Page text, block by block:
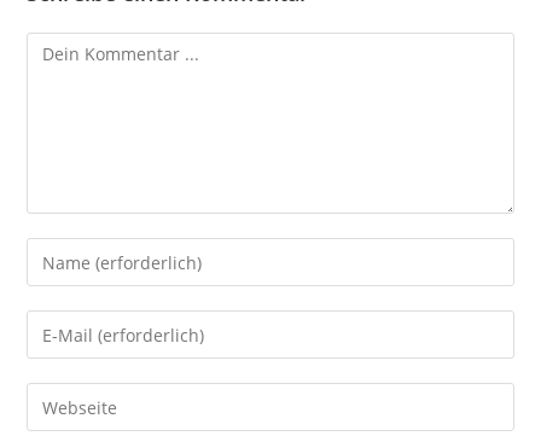
Kommentieren
Gib
deinen
Namen
oder
Benutzernamen
zum
Gib
deine
E-
Mail-
Gib
deine